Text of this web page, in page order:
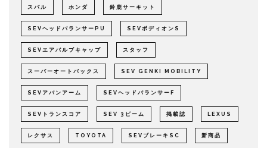
スバル ホンダ 鈴鹿サーキット
SEVヘッドバランサーPU SEVボディオンS
SEVエアバルブキャップ スタッフ
スーパーオートバックス SEV GENKI MOBILITY
SEVアバンアーム SEVヘッドバランサーF
SEVトランスコア SEV 3ビーム 掲載誌 LEXUS
レクサス TOYOTA SEVブレーキSC 新商品